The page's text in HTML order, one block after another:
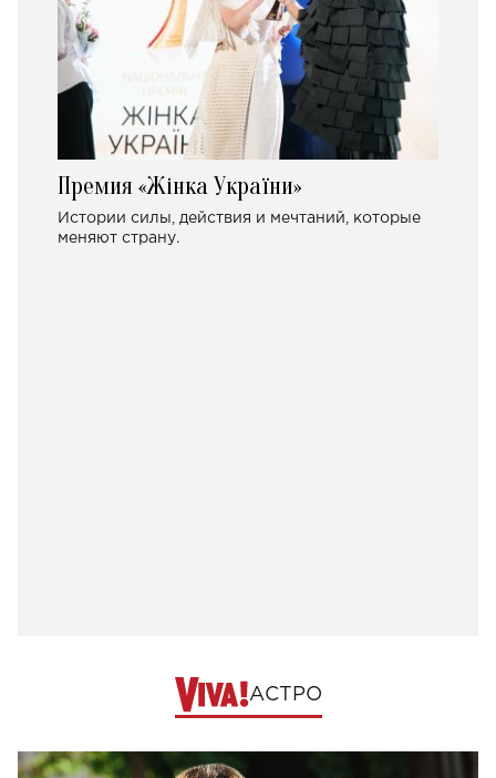
Премия «Жінка України»
Истории силы, действия и мечтаний, которые
меняют страну.
АСТРО